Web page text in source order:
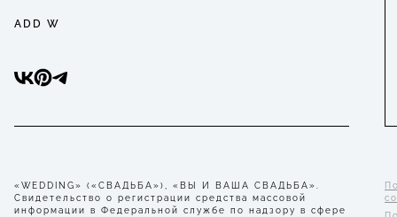
ADD W
«WEDDING» («СВАДЬБА»), «ВЫ И ВАША СВАДЬБА».
Свидетельство о регистрации средства массовой
информации в Федеральной службе по надзору в сфере